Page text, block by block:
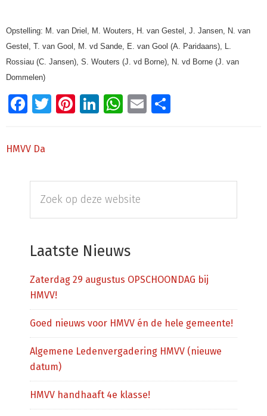
Opstelling: M. van Driel, M. Wouters, H. van Gestel, J. Jansen, N. van
Gestel, T. van Gool, M. vd Sande, E. van Gool (A. Paridaans), L.
Rossiau (C. Jansen), S. Wouters (J. vd Borne), N. vd Borne (J. van
Dommelen)
Facebook
Twitter
Pinterest
LinkedIn
WhatsApp
Email
HMVV Da
Primaire
Sidebar
deze
Laatste Nieuws
Zaterdag 29 augustus OPSCHOONDAG bij
HMVV!
Goed nieuws voor HMVV én de hele gemeente!
Algemene Ledenvergadering HMVV (nieuwe
datum)
HMVV handhaaft 4e klasse!